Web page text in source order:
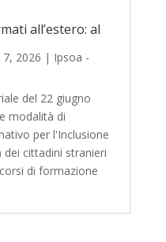
all’estero: al
2026 | Ipsoa -
del 22 giugno
modalità di
per l'Inclusione
dei cittadini stranieri
di formazione